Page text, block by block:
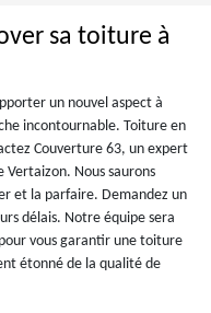
sa toiture à
un nouvel aspect à
incontournable. Toiture en
Couverture 63, un expert
Nous saurons
et la parfaire. Demandez un
délais. Notre équipe sera
vous garantir une toiture
étonné de la qualité de